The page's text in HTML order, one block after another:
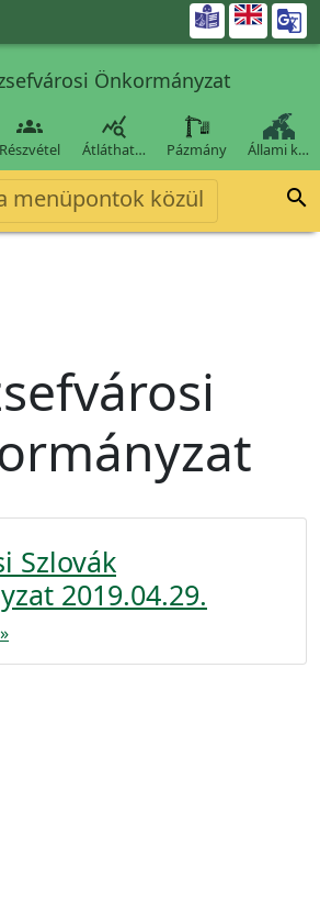

Önkormányzat

Részvétel

Átláthat… Pázmány Állami k…
menüpontok közül 
Szlovák
2019.04.29.